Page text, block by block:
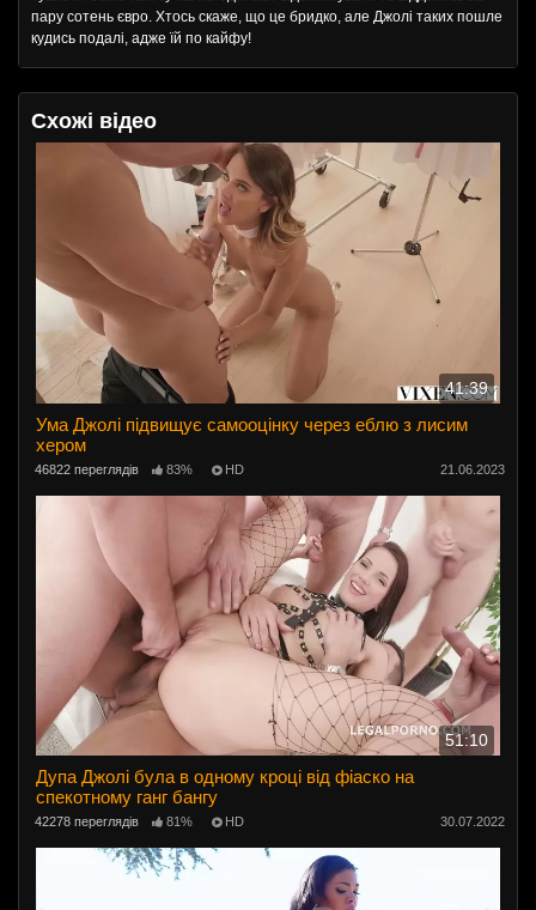
пару сотень євро. Хтось скаже, що це бридко, але Джолі таких пошле
кудись подалі, адже їй по кайфу!
Схожі відео
41:39
Ума Джолі підвищує самооцінку через еблю з лисим
хером
46822 переглядів 83% HD 21.06.2023
51:10
Дупа Джолі була в одному кроці від фіаско на
спекотному ганг бангу
42278 переглядів 81% HD 30.07.2022